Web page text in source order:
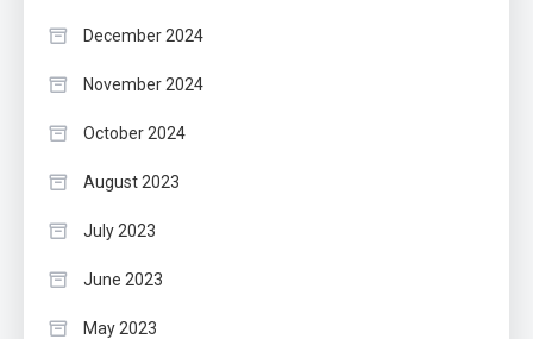
December 2024
November 2024
October 2024
August 2023
July 2023
June 2023
May 2023